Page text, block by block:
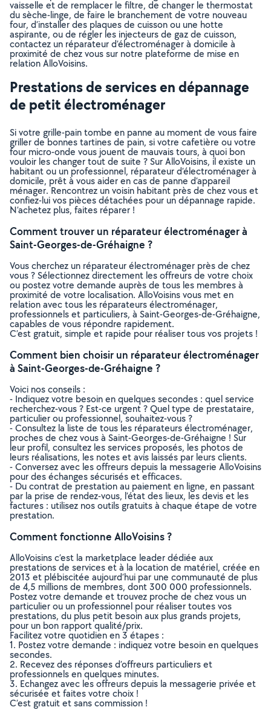
vaisselle et de remplacer le filtre, de changer le thermostat
du sèche-linge, de faire le branchement de votre nouveau
four, d’installer des plaques de cuisson ou une hotte
aspirante, ou de régler les injecteurs de gaz de cuisson,
contactez un réparateur d’électroménager à domicile à
proximité de chez vous sur notre plateforme de mise en
relation AlloVoisins.
Prestations de services en dépannage
de petit électroménager
Si votre grille-pain tombe en panne au moment de vous faire
griller de bonnes tartines de pain, si votre cafetière ou votre
four micro-onde vous jouent de mauvais tours, à quoi bon
vouloir les changer tout de suite ? Sur AlloVoisins, il existe un
habitant ou un professionnel, réparateur d’électroménager à
domicile, prêt à vous aider en cas de panne d’appareil
ménager. Rencontrez un voisin habitant près de chez vous et
confiez-lui vos pièces détachées pour un dépannage rapide.
N’achetez plus, faites réparer !
Comment trouver un réparateur électroménager à
Saint-Georges-de-Gréhaigne ?
Vous cherchez un réparateur électroménager près de chez
vous ? Sélectionnez directement les offreurs de votre choix
ou postez votre demande auprès de tous les membres à
proximité de votre localisation. AlloVoisins vous met en
relation avec tous les réparateurs électroménager,
professionnels et particuliers, à Saint-Georges-de-Gréhaigne,
capables de vous répondre rapidement.
C’est gratuit, simple et rapide pour réaliser tous vos projets !
Comment bien choisir un réparateur électroménager
à Saint-Georges-de-Gréhaigne ?
Voici nos conseils :
- Indiquez votre besoin en quelques secondes : quel service
recherchez-vous ? Est-ce urgent ? Quel type de prestataire,
particulier ou professionnel, souhaitez-vous ?
- Consultez la liste de tous les réparateurs électroménager,
proches de chez vous à Saint-Georges-de-Gréhaigne ! Sur
leur profil, consultez les services proposés, les photos de
leurs réalisations, les notes et avis laissés par leurs clients.
- Conversez avec les offreurs depuis la messagerie AlloVoisins
pour des échanges sécurisés et efficaces.
- Du contrat de prestation au paiement en ligne, en passant
par la prise de rendez-vous, l’état des lieux, les devis et les
factures : utilisez nos outils gratuits à chaque étape de votre
prestation.
Comment fonctionne AlloVoisins ?
AlloVoisins c’est la marketplace leader dédiée aux
prestations de services et à la location de matériel, créée en
2013 et plébiscitée aujourd’hui par une communauté de plus
de 4,5 millions de membres, dont 300 000 professionnels.
Postez votre demande et trouvez proche de chez vous un
particulier ou un professionnel pour réaliser toutes vos
prestations, du plus petit besoin aux plus grands projets,
pour un bon rapport qualité/prix.
Facilitez votre quotidien en 3 étapes :
1. Postez votre demande : indiquez votre besoin en quelques
secondes.
2. Recevez des réponses d’offreurs particuliers et
professionnels en quelques minutes.
3. Echangez avec les offreurs depuis la messagerie privée et
sécurisée et faites votre choix !
C’est gratuit et sans commission !